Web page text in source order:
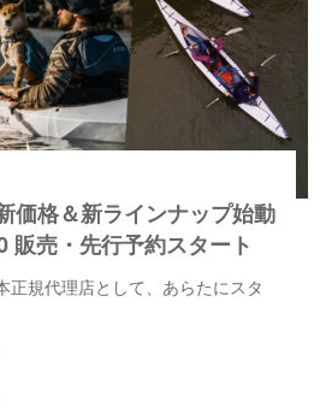
価格＆新ラインナップ始動
販売・先行予約スタート
正規代理店として、あらたにスタ